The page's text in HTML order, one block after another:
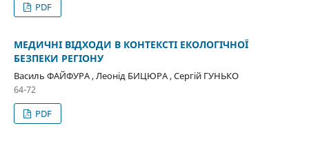
PDF
МЕДИЧНІ ВІДХОДИ В КОНТЕКСТІ ЕКОЛОГІЧНОЇ
БЕЗПЕКИ РЕГІОНУ
Василь ФАЙФУРА , Леонід БИЦЮРА , Сергій ГУНЬКО
64-72
PDF